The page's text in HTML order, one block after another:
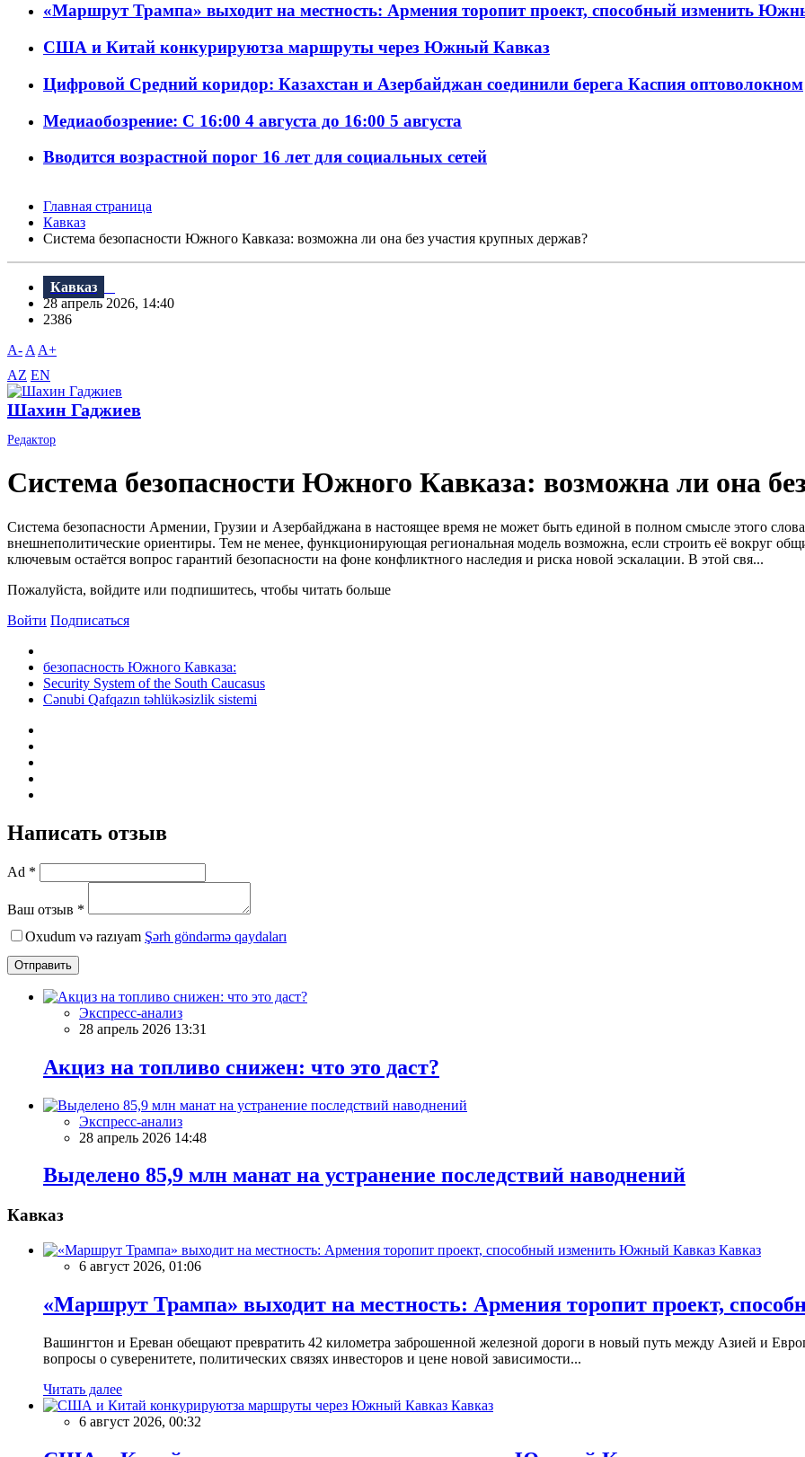
«Маршрут Трампа» выходит на местность: Армения торопит проект, способный изменить
США и Китай конкурируютза маршруты через Южный Кавказ
Цифровой Средний коридор: Казахстан и Азербайджан соединили берега Каспия оптоволокном
Медиаобозрение: С 16:00 4 августа до 16:00 5 августа
Вводится возрастной порог 16 лет для социальных сетей
Главная страница
Кавказ
Система безопасности Южного Кавказа: возможна ли она без участия крупных держав?
Кавказ
28 апрель 2026, 14:40
2386
A- A A+
AZ EN
Шахин Гаджиев
Редактор
Система безопасности Южного Кавказа: возможна ли она
Система безопасности Армении, Грузии и Азербайджана в настоящее время не может быть единой в полном смысле этого
внешнеполитические ориентиры. Тем не менее, функционирующая региональная модель возможна, если строить её вокруг
ключевым остаётся вопрос гарантий безопасности на фоне конфликтного наследия и риска новой эскалации. В этой свя...
Пожалуйста, войдите или подпишитесь, чтобы читать больше
Войти Подписаться
безопасность Южного Кавказа:
Security System of the South Caucasus
Cənubi Qafqazın təhlükəsizlik sistemi
Написать отзыв
Ad *
Ваш отзыв *
Oxudum və razıyam Şərh göndərmə qaydaları
Отправить
Экспресс-анализ
28 апрель 2026 13:31
Акциз на топливо снижен: что это даст?
Экспресс-анализ
28 апрель 2026 14:48
Выделено 85,9 млн манат на устранение последствий наводнений
Кавказ
Кавказ
6 август 2026, 01:06
«Маршрут Трампа» выходит на местность: Армения торопит проект,
Вашингтон и Ереван обещают превратить 42 километра заброшенной железной дороги в новый путь между Азией и
вопросы о суверенитете, политических связях инвесторов и цене новой зависимости...
Читать далее
Кавказ
6 август 2026, 00:32